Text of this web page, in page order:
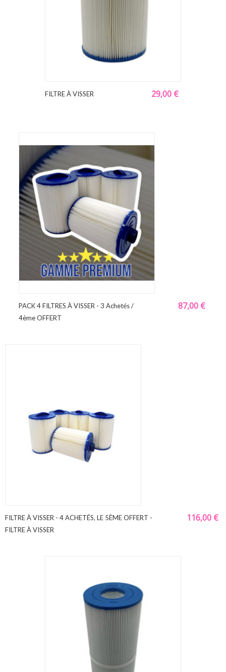
FILTRE À VISSER 29,00 €
PACK 4 FILTRES À VISSER - 3 Achetés /
4ème OFFERT
87,00 €
FILTRE À VISSER - 4 ACHETÉS, LE 5ÈME OFFERT -
FILTRE À VISSER
116,00 €